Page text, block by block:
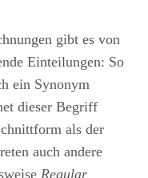
gibt es von
Einteilungen: So
ein Synonym
dieser Begriff
als der
auch andere
Regular